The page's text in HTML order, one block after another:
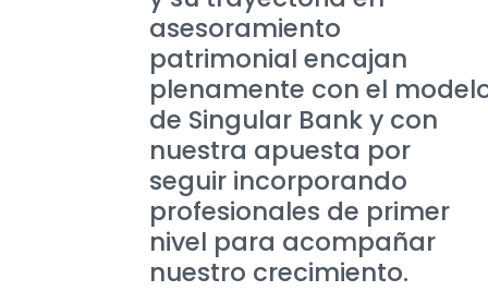
asesoramiento
patrimonial encajan
plenamente con el
de Singular Bank y con
nuestra apuesta por
seguir incorporando
profesionales de primer
nivel para acompañar
nuestro crecimiento.